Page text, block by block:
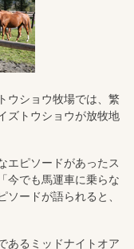
ウショウ牧場では、繁
ズトウショウが放牧地
エピソードがあったス
今でも馬運車に乗らな
ードが語られると、
あるミッドナイトオア